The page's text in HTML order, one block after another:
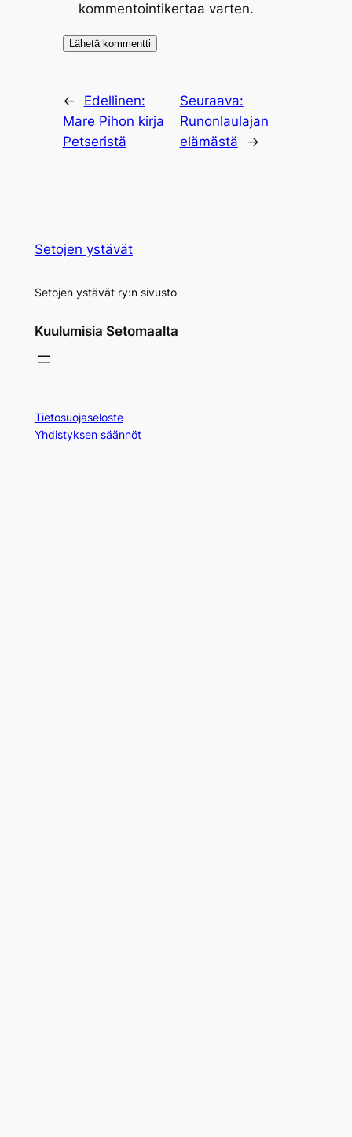
kommentointikertaa varten.
←
Edellinen:
Mare Pihon kirja
Petseristä
Seuraava:
Runonlaulajan
elämästä
→
Setojen ystävät
Setojen ystävät ry:n sivusto
Kuulumisia Setomaalta
Tietosuojaseloste
Yhdistyksen säännöt